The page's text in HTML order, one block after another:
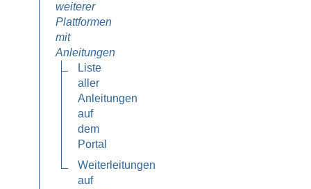
weiterer
Plattformen
mit
Anleitungen
Liste
aller
Anleitungen
auf
dem
Portal
Weiterleitungen
auf